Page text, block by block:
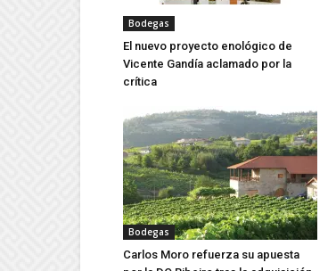
Bodegas
El nuevo proyecto enológico de
Vicente Gandía aclamado por la
crítica
Bodegas
Carlos Moro refuerza su apuesta